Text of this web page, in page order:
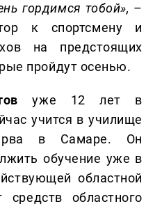
гордимся тобой», –
к спортсмену и
на предстоящих
пройдут осенью.
уже 12 лет в
учится в училище
в Самаре. Он
обучение уже в
областной
областного